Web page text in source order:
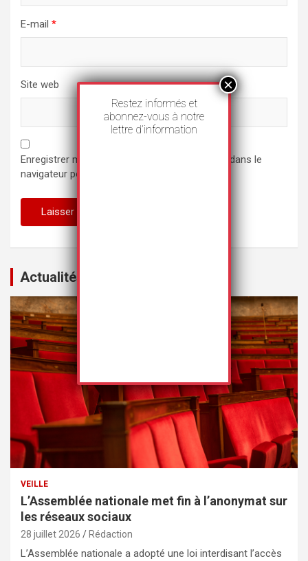
E-mail *
Site web
Enregistrer mon nom, mon e-mail et mon site dans le
navigateur pour mon prochain commentaire.
Actualités
VEILLE
L’Assemblée nationale met fin à l’anonymat sur
les réseaux sociaux
28 juillet 2026 Rédaction
L’Assemblée nationale a adopté une loi interdisant l’accès
Restez informés et
abonnez-vous à notre
lettre d’information